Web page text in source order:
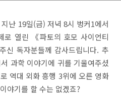
난 19일(금) 저녁 8시 벙커1에서
로 열린 《파토의 호모 사이언티
신 독자분들께 감사드립니다. 추
과학 이야기에 귀를 기울여주셨
역대 외화 흥행 3위에 오른 영화
야기를 할 수는 없겠죠?